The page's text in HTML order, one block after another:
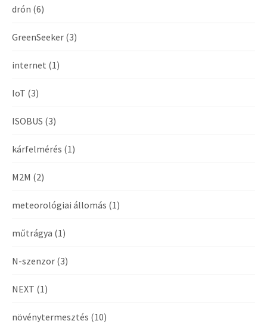
drón (6)
GreenSeeker (3)
internet (1)
IoT (3)
ISOBUS (3)
kárfelmérés (1)
M2M (2)
meteorológiai állomás (1)
műtrágya (1)
N-szenzor (3)
NEXT (1)
növénytermesztés (10)